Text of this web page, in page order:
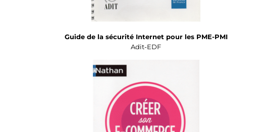
Guide de la sécurité Internet pour les PME-PMI
Adit-EDF